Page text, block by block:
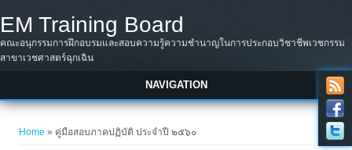
EM Training Board
คณะอนุกรรมการฝึกอบรมและสอบความรู้ความชำนาญในการประกอบวิชาชีพเวชกรรม
สาขาเวชศาสตร์ฉุกเฉิน
NAVIGATION
You are here
Home » คู่มือสอบภาคปฏิบัติ ประจำปี ๒๕๖๐